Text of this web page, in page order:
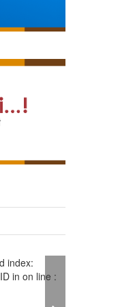
index:
in on line :